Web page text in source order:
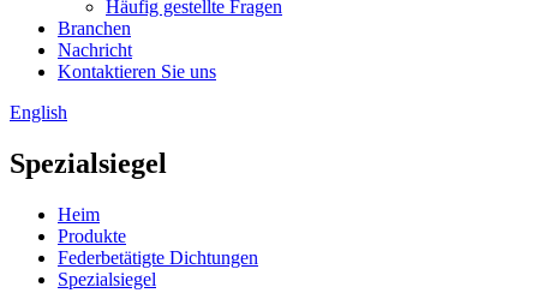
Häufig gestellte Fragen
Branchen
Nachricht
Kontaktieren Sie uns
English
Spezialsiegel
Heim
Produkte
Federbetätigte Dichtungen
Spezialsiegel